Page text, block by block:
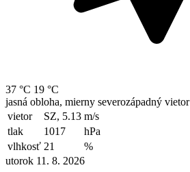
37 °C 19 °C
jasná obloha, mierny severozápadný vietor
vietor
SZ, 5.13 m/s
tlak
1017
hPa
vlhkosť 21
%
utorok 11. 8. 2026